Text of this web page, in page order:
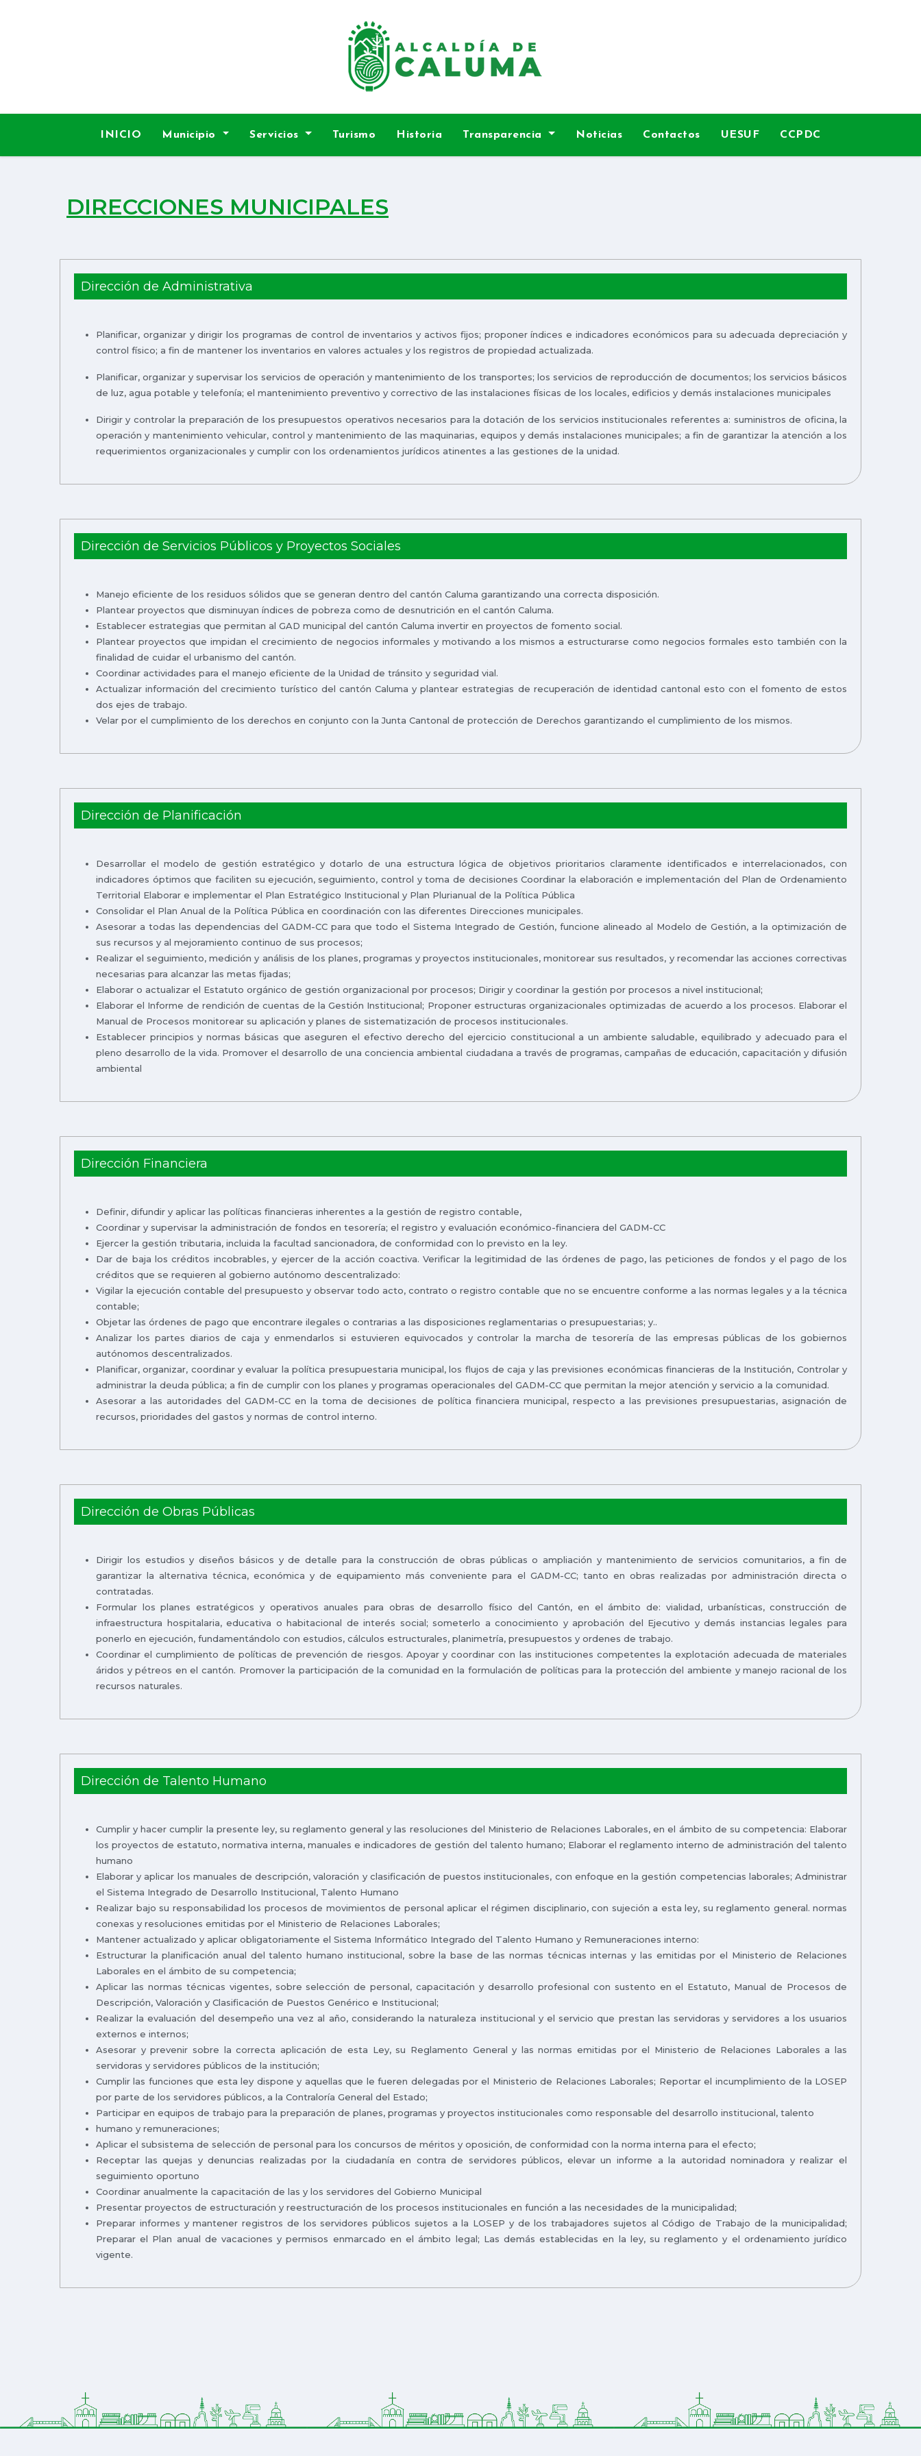
INICIO Municipio Servicios Turismo Historia Transparencia Noticias Contactos UESUF CCPDC
DIRECCIONES MUNICIPALES
Dirección de Administrativa
Planificar, organizar y dirigir los programas de control de inventarios y activos fijos; proponer índices e indicadores económicos para su adecuada depreciación y
control físico; a fin de mantener los inventarios en valores actuales y los registros de propiedad actualizada.
Planificar, organizar y supervisar los servicios de operación y mantenimiento de los transportes; los servicios de reproducción de documentos; los servicios básicos
de luz, agua potable y telefonía; el mantenimiento preventivo y correctivo de las instalaciones físicas de los locales, edificios y demás instalaciones municipales
Dirigir y controlar la preparación de los presupuestos operativos necesarios para la dotación de los servicios institucionales referentes a: suministros de oficina, la
operación y mantenimiento vehicular, control y mantenimiento de las maquinarias, equipos y demás instalaciones municipales; a fin de garantizar la atención a los
requerimientos organizacionales y cumplir con los ordenamientos jurídicos atinentes a las gestiones de la unidad.
Dirección de Servicios Públicos y Proyectos Sociales
Manejo eficiente de los residuos sólidos que se generan dentro del cantón Caluma garantizando una correcta disposición.
Plantear proyectos que disminuyan índices de pobreza como de desnutrición en el cantón Caluma.
Establecer estrategias que permitan al GAD municipal del cantón Caluma invertir en proyectos de fomento social.
Plantear proyectos que impidan el crecimiento de negocios informales y motivando a los mismos a estructurarse como negocios formales esto también con la
finalidad de cuidar el urbanismo del cantón.
Coordinar actividades para el manejo eficiente de la Unidad de tránsito y seguridad vial.
Actualizar información del crecimiento turístico del cantón Caluma y plantear estrategias de recuperación de identidad cantonal esto con el fomento de estos
dos ejes de trabajo.
Velar por el cumplimiento de los derechos en conjunto con la Junta Cantonal de protección de Derechos garantizando el cumplimiento de los mismos.
Dirección de Planificación
Desarrollar el modelo de gestión estratégico y dotarlo de una estructura lógica de objetivos prioritarios claramente identificados e interrelacionados, con
indicadores óptimos que faciliten su ejecución, seguimiento, control y toma de decisiones Coordinar la elaboración e implementación del Plan de Ordenamiento
Territorial Elaborar e implementar el Plan Estratégico Institucional y Plan Plurianual de la Política Pública
Consolidar el Plan Anual de la Política Pública en coordinación con las diferentes Direcciones municipales.
Asesorar a todas las dependencias del GADM-CC para que todo el Sistema Integrado de Gestión, funcione alineado al Modelo de Gestión, a la optimización de
sus recursos y al mejoramiento continuo de sus procesos;
Realizar el seguimiento, medición y análisis de los planes, programas y proyectos institucionales, monitorear sus resultados, y recomendar las acciones correctivas
necesarias para alcanzar las metas fijadas;
Elaborar o actualizar el Estatuto orgánico de gestión organizacional por procesos; Dirigir y coordinar la gestión por procesos a nivel institucional;
Elaborar el Informe de rendición de cuentas de la Gestión Institucional; Proponer estructuras organizacionales optimizadas de acuerdo a los procesos. Elaborar el
Manual de Procesos monitorear su aplicación y planes de sistematización de procesos institucionales.
Establecer principios y normas básicas que aseguren el efectivo derecho del ejercicio constitucional a un ambiente saludable, equilibrado y adecuado para el
pleno desarrollo de la vida. Promover el desarrollo de una conciencia ambiental ciudadana a través de programas, campañas de educación, capacitación y difusión
ambiental
Dirección Financiera
Definir, difundir y aplicar las políticas financieras inherentes a la gestión de registro contable,
Coordinar y supervisar la administración de fondos en tesorería; el registro y evaluación económico-financiera del GADM-CC
Ejercer la gestión tributaria, incluida la facultad sancionadora, de conformidad con lo previsto en la ley.
Dar de baja los créditos incobrables, y ejercer de la acción coactiva. Verificar la legitimidad de las órdenes de pago, las peticiones de fondos y el pago de los
créditos que se requieren al gobierno autónomo descentralizado:
Vigilar la ejecución contable del presupuesto y observar todo acto, contrato o registro contable que no se encuentre conforme a las normas legales y a la técnica
contable;
Objetar las órdenes de pago que encontrare ilegales o contrarias a las disposiciones reglamentarias o presupuestarias; y..
Analizar los partes diarios de caja y enmendarlos si estuvieren equivocados y controlar la marcha de tesorería de las empresas públicas de los gobiernos
autónomos descentralizados.
Planificar, organizar, coordinar y evaluar la política presupuestaria municipal, los flujos de caja y las previsiones económicas financieras de la Institución, Controlar y
administrar la deuda pública; a fin de cumplir con los planes y programas operacionales del GADM-CC que permitan la mejor atención y servicio a la comunidad.
Asesorar a las autoridades del GADM-CC en la toma de decisiones de política financiera municipal, respecto a las previsiones presupuestarias, asignación de
recursos, prioridades del gastos y normas de control interno.
Dirección de Obras Públicas
Dirigir los estudios y diseños básicos y de detalle para la construcción de obras públicas o ampliación y mantenimiento de servicios comunitarios, a fin de
garantizar la alternativa técnica, económica y de equipamiento más conveniente para el GADM-CC; tanto en obras realizadas por administración directa o
contratadas.
Formular los planes estratégicos y operativos anuales para obras de desarrollo físico del Cantón, en el ámbito de: vialidad, urbanísticas, construcción de
infraestructura hospitalaria, educativa o habitacional de interés social; someterlo a conocimiento y aprobación del Ejecutivo y demás instancias legales para
ponerlo en ejecución, fundamentándolo con estudios, cálculos estructurales, planimetría, presupuestos y ordenes de trabajo.
Coordinar el cumplimiento de políticas de prevención de riesgos. Apoyar y coordinar con las instituciones competentes la explotación adecuada de materiales
áridos y pétreos en el cantón. Promover la participación de la comunidad en la formulación de políticas para la protección del ambiente y manejo racional de los
recursos naturales.
Dirección de Talento Humano
Cumplir y hacer cumplir la presente ley, su reglamento general y las resoluciones del Ministerio de Relaciones Laborales, en el ámbito de su competencia: Elaborar
los proyectos de estatuto, normativa interna, manuales e indicadores de gestión del talento humano; Elaborar el reglamento interno de administración del talento
humano
Elaborar y aplicar los manuales de descripción, valoración y clasificación de puestos institucionales, con enfoque en la gestión competencias laborales; Administrar
el Sistema Integrado de Desarrollo Institucional, Talento Humano
Realizar bajo su responsabilidad los procesos de movimientos de personal aplicar el régimen disciplinario, con sujeción a esta ley, su reglamento general. normas
conexas y resoluciones emitidas por el Ministerio de Relaciones Laborales;
Mantener actualizado y aplicar obligatoriamente el Sistema Informático Integrado del Talento Humano y Remuneraciones interno:
Estructurar la planificación anual del talento humano institucional, sobre la base de las normas técnicas internas y las emitidas por el Ministerio de Relaciones
Laborales en el ámbito de su competencia;
Aplicar las normas técnicas vigentes, sobre selección de personal, capacitación y desarrollo profesional con sustento en el Estatuto, Manual de Procesos de
Descripción, Valoración y Clasificación de Puestos Genérico e Institucional;
Realizar la evaluación del desempeño una vez al año, considerando la naturaleza institucional y el servicio que prestan las servidoras y servidores a los usuarios
externos e internos;
Asesorar y prevenir sobre la correcta aplicación de esta Ley, su Reglamento General y las normas emitidas por el Ministerio de Relaciones Laborales a las
servidoras y servidores públicos de la institución;
Cumplir las funciones que esta ley dispone y aquellas que le fueren delegadas por el Ministerio de Relaciones Laborales; Reportar el incumplimiento de la LOSEP
por parte de los servidores públicos, a la Contraloría General del Estado;
Participar en equipos de trabajo para la preparación de planes, programas y proyectos institucionales como responsable del desarrollo institucional, talento
humano y remuneraciones;
Aplicar el subsistema de selección de personal para los concursos de méritos y oposición, de conformidad con la norma interna para el efecto;
Receptar las quejas y denuncias realizadas por la ciudadanía en contra de servidores públicos, elevar un informe a la autoridad nominadora y realizar el
seguimiento oportuno
Coordinar anualmente la capacitación de las y los servidores del Gobierno Municipal
Presentar proyectos de estructuración y reestructuración de los procesos institucionales en función a las necesidades de la municipalidad;
Preparar informes y mantener registros de los servidores públicos sujetos a la LOSEP y de los trabajadores sujetos al Código de Trabajo de la municipalidad;
Preparar el Plan anual de vacaciones y permisos enmarcado en el ámbito legal; Las demás establecidas en la ley, su reglamento y el ordenamiento jurídico
vigente.